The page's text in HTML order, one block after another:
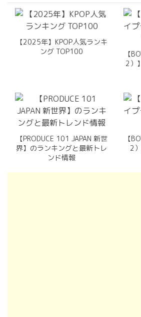
【2025年】KPOP人気ランキ
ング TOP100
【
2）
【PRODUCE 101 JAPAN 新世
界】のランキングと最新トレ
ンド情報
【
2